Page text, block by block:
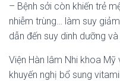
– Bệnh sởi còn khiến trẻ
nhiễm trùng… làm suy
dẫn đến suy dinh dưỡng
Viện Hàn lâm Nhi khoa Mỹ
khuyến nghị bổ sung